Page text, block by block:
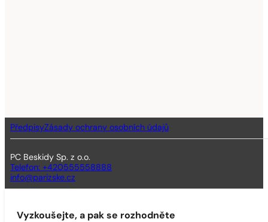
PředpisyZásady ochrany osobních údajů
PC Beskidy Sp. z o.o.
Telefon: +420555558888
info@parizske.cz
Vyzkoušejte, a pak se rozhodněte